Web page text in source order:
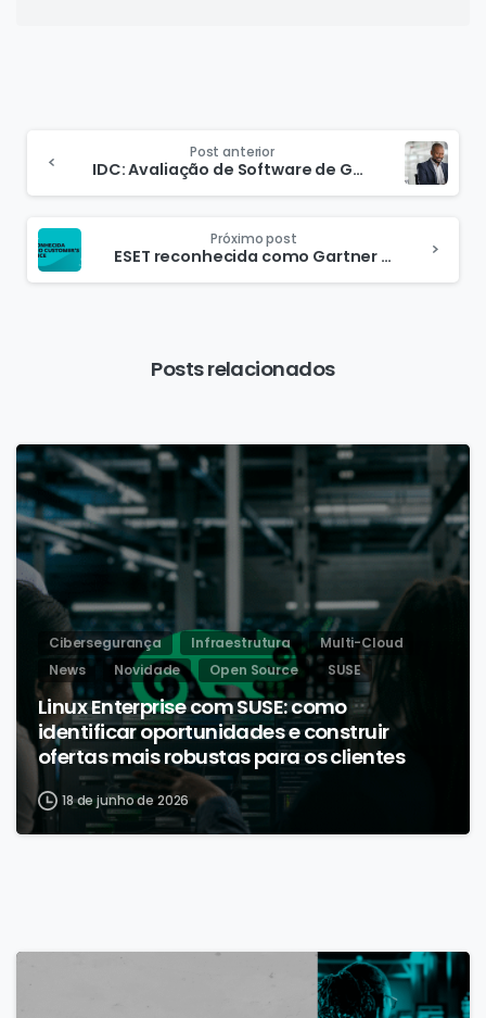
Post anterior
IDC: Avaliação de Software de Gerenciamento Unificado 2022
Próximo post
ESET reconhecida como Gartner Customer’s Choice
Posts relacionados
Cibersegurança Infraestrutura
Multi-Cloud
News
Novidade Open Source SUSE
Linux Enterprise com SUSE: como
identificar oportunidades e construir
ofertas mais robustas para os clientes
18 de junho de 2026